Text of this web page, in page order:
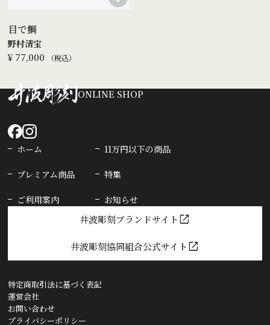
目で鯛
¥ 77,000 税込
野村清宝
ONLINE SHOP
ホーム 11万円以下の商品
プレミアム商品 特集
ご利用案内 お知らせ
井波彫刻ブランドサイト open_in_new
井波彫刻協同組合公式サイト open_in_new
特定商取引法に基づく表記
運営会社
お問い合わせ
プライバシーポリシー